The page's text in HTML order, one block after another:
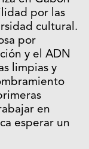
por las
cultural.
por
y el ADN
limpias y
en
esperar un